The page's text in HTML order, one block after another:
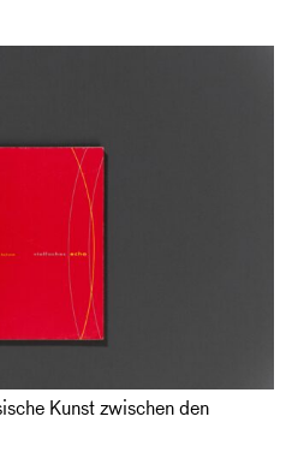
Kunst zwischen den